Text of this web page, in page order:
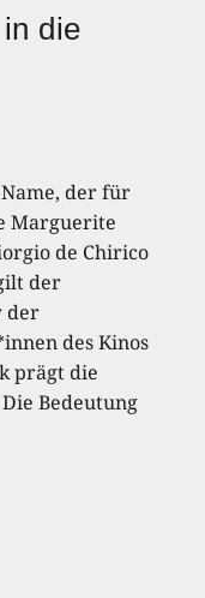
die
der für
Marguerite
de Chirico
der
der
des Kinos
prägt die
Bedeutung